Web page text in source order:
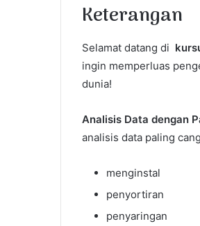
Keterangan
Selamat datang di
ingin memperluas
dunia!
Analisis Data dengan
analisis data paling
menginstal
penyortiran
penyaringan